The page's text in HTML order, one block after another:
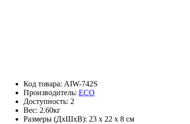
Код товара: AIW-742S
Производитель: ECO
Доступность: 2
Вес: 2.60кг
Размеры (ДxШxВ): 23 x 22 x 8 см